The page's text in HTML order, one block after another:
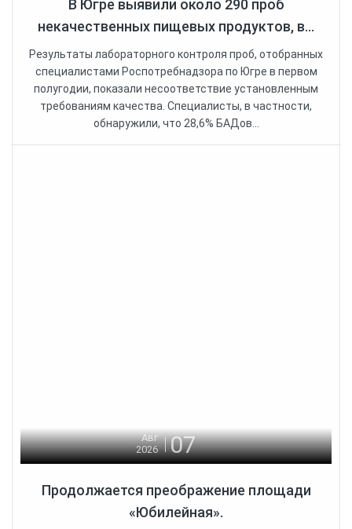
В Югре выявили около 290 проб
некачественных пищевых продуктов, в...
Результаты лабораторного контроля проб, отобранных
специалистами Роспотребнадзора по Югре в первом
полугодии, показали несоответствие установленным
требованиям качества. Специалисты, в частности,
обнаружили, что 28,6% БАДов...
Авг
2026
07
Продолжается преображение площади
«Юбилейная».